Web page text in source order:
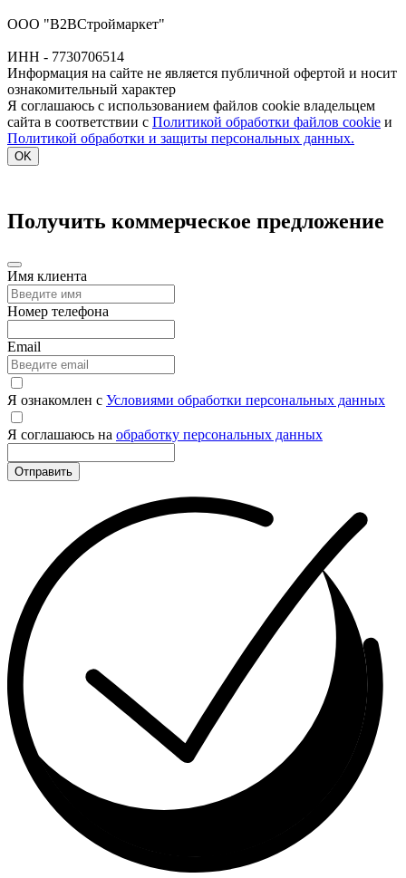
ООО "В2ВСтроймаркет"
ИНН - 7730706514
Информация на сайте не является публичной офертой и носит
ознакомительный характер
Я соглашаюсь с использованием файлов cookie владельцем
сайта в соответствии с Политикой обработки файлов cookie и
Политикой обработки и защиты персональных данных.
OK
Получить коммерческое предложение
Имя клиента
Номер телефона
Email
Я ознакомлен с Условиями обработки персональных данных
Я соглашаюсь на обработку персональных данных
Отправить